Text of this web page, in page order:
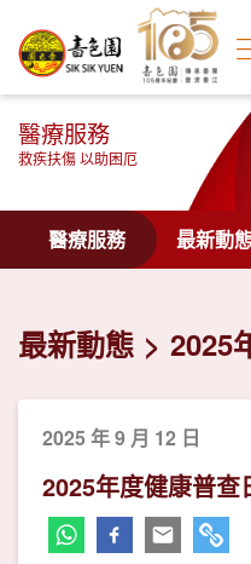
醫療服務
救疾扶傷 以助困厄
醫療服務 最新動
最新動態 2025
2025 年 9 月 12 日
2025年度健康普查